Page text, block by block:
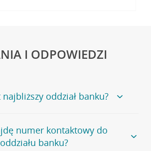
I ODPOWIEDZI
oddział banku?
naszego banku, zapraszamy na
, na której znajduje się
numer kontaktowy do
oddziału banku?